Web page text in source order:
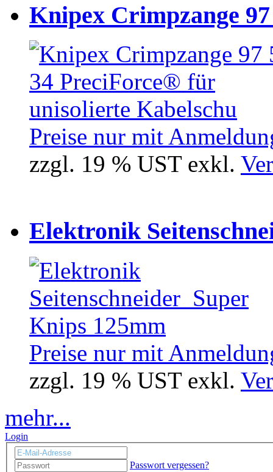
Knipex Crimpzange 97
Preise nur mit
zzgl. 19 % UST exkl.
Elektronik
Preise nur mit
zzgl. 19 % UST exkl.
mehr...
Login
Passwort vergessen?